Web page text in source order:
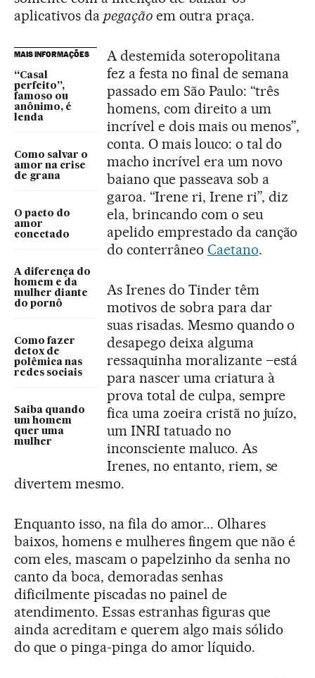
aplicativos da pegaçãoem outra praça.
MAIS INFORMAÇÕES
“Casal
perfeito”,
famoso ou
anônimo, é
lenda
Como salvar o
amor na crise
de grana
O pacto do
amor
conectado
A diferença do
homem e da
mulher diante
do pornô
Como fazer
detox de
polêmica nas
redes sociais
Saiba quando
um homem
quer uma
mulher
A destemida soteropolitana
fez a festa no final de semana
passado em São Paulo: “três
homens, com direito a um
incrível e dois mais ou menos”,
conta. O mais louco: o tal do
macho incrível era um novo
baiano que passeava sob a
garoa. “Irene ri, Irene ri”, diz
ela, brincando com o seu
apelido emprestado da canção
do conterrâneo Caetano.
As Irenes do Tinder têm
motivos de sobra para dar
suas risadas. Mesmo quando o
desapego deixa alguma
ressaquinha moralizante –está
para nascer uma criatura à
prova total de culpa, sempre
fica uma zoeira cristã no juízo,
um INRI tatuado no
inconsciente maluco. As
Irenes, no entanto, riem, se
divertem mesmo.
Enquanto isso, na fila do amor... Olhares
baixos, homens e mulheres fingem que não é
com eles, mascam o papelzinho da senha no
canto da boca, demoradas senhas
dificilmente piscadas no painel de
atendimento. Essas estranhas figuras que
ainda acreditam e querem algo mais sólido
do que o pinga-pinga do amor líquido.